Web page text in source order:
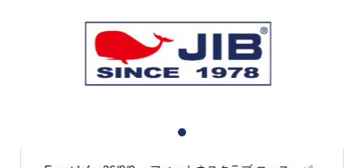
2